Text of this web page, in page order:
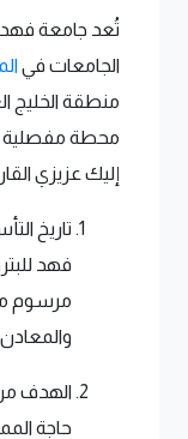
تُعد جامعة فهد
الجامعات في
منطقة الخليج
محطة مفصلية
إليك عزيزي
تاريخ
مرسوم
الهدف
حاجة